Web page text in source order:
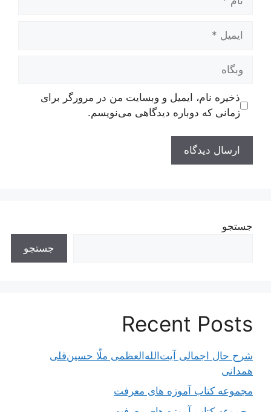
ایمیل
وبگاه
ذخیره نام، ایمیل و وبسایت من در مرورگر برای
زمانی که دوباره دیدگاهی می‌نویسم.
جستجو
جستجو
Recent Posts
شرح حال اجمالی آیت‌الله‌العظمی ملّا حسین‌قلی
همدانی
مجموعه کتاب آموزه های معرفت